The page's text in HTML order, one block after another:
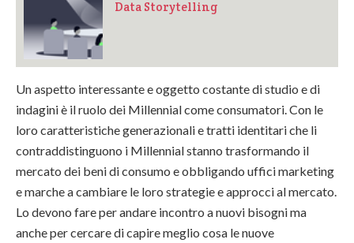
Data Storytelling
Un aspetto interessante e oggetto costante di studio e di
indagini è il ruolo dei Millennial come consumatori. Con le
loro caratteristiche generazionali e tratti identitari che li
contraddistinguono i Millennial stanno trasformando il
mercato dei beni di consumo e obbligando uffici marketing
e marche a cambiare le loro strategie e approcci al mercato.
Lo devono fare per andare incontro a nuovi bisogni ma
anche per cercare di capire meglio cosa le nuove